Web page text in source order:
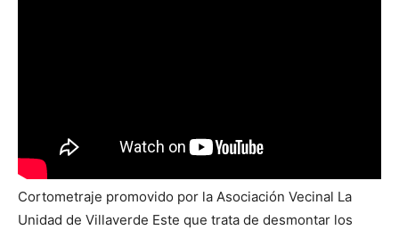
Cortometraje promovido por la Asociación Vecinal La
Unidad de Villaverde Este que trata de desmontar los